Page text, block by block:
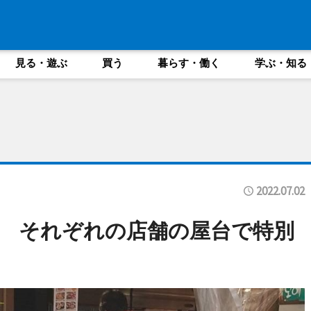
見る・遊ぶ 買う 暮らす・働く 学ぶ・知る
2022.07.02
れぞれの店舗の屋台で特別